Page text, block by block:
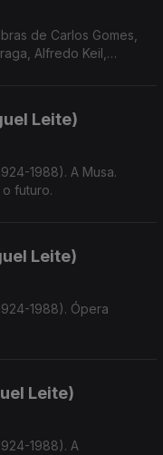
de Carlos Gomes,
Alfredo Keil,
Leite)
1988). A Musa.
futuro.
Leite)
1988). Ópera
Leite)
1988). A